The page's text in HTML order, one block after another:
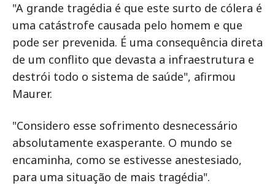
"A grande tragédia é que este surto de cólera é
uma catástrofe causada pelo homem e que
pode ser prevenida. É uma consequência direta
de um conflito que devasta a infraestrutura e
destrói todo o sistema de saúde", afirmou
Maurer.
"Considero esse sofrimento desnecessário
absolutamente exasperante. O mundo se
encaminha, como se estivesse anestesiado,
para uma situação de mais tragédia".